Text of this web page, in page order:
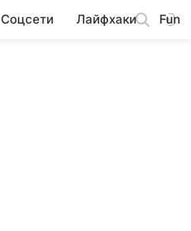
Соцсети Лайфхаки Fun